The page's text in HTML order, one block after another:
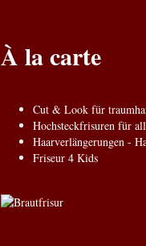
À la carte
Cut & Look für
Hochsteckfrisuren für
Haarverlängerungen -
Friseur 4 Kids